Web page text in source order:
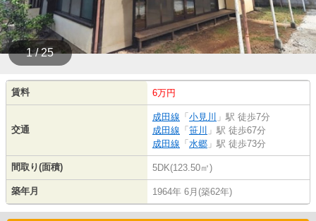
1 / 25
賃料 6万円
交通
成田線 「小見川 」駅 徒歩7分
成田線 「笹川 」駅 徒歩67分
成田線 「水郷 」駅 徒歩73分
間取り(面積) 5DK(123.50㎡)
築年月 1964年 6月(築62年)